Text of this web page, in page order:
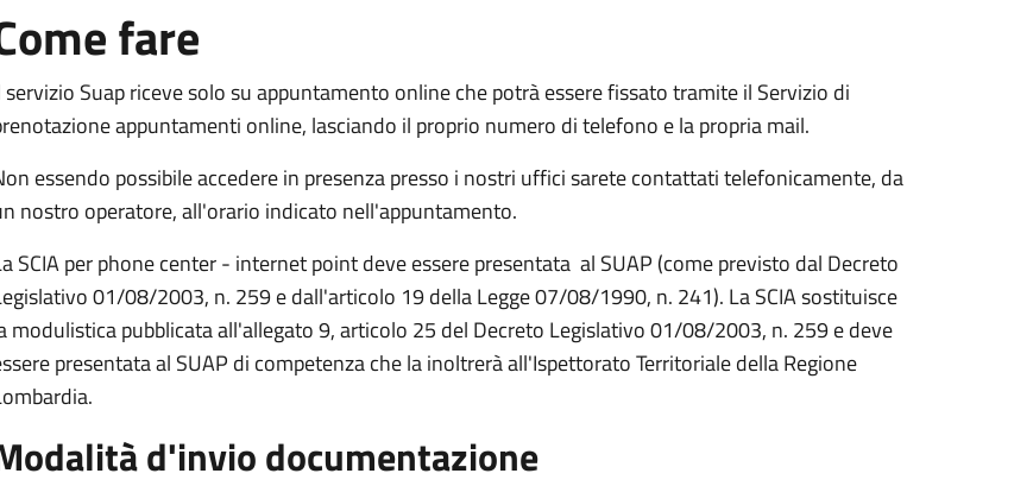
fare
servizio Suap riceve solo su appuntamento online che potrà essere fissato tramite il Servizio di
appuntamenti online, lasciando il proprio numero di telefono e la propria mail.
essendo possibile accedere in presenza presso i nostri uffici sarete contattati telefonicamente, da
nostro operatore, all'orario indicato nell'appuntamento.
SCIA per phone center - internet point deve essere presentata al SUAP (come previsto dal Decreto
01/08/2003, n. 259 e dall'articolo 19 della Legge 07/08/1990, n. 241). La SCIA sostituisce
modulistica pubblicata all'allegato 9, articolo 25 del Decreto Legislativo 01/08/2003, n. 259 e deve
presentata al SUAP di competenza che la inoltrerà all'Ispettorato Territoriale della Regione
d'invio documentazione